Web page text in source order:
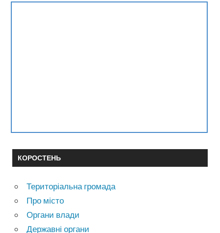
КОРОСТЕНЬ
Територіальна громада
Про місто
Органи влади
Державні органи